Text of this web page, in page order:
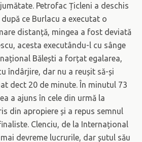
Petrofac Țicleni a deschis
ce Burlacu a executat o
distanță, mingea a fost deviată
acesta executându-l cu sânge
Bălești a forțat egalarea,
îndârjire, dar nu a reușit să-și
dect 20 de minute. În minutul 73
a ajuns în cele din urmă la
din apropiere și a repus semnul
Clenciu, de la Internațional
devreme lucrurile, dar șutul său